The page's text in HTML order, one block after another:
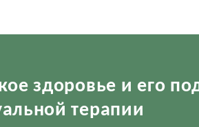
здоровье и его
терапии